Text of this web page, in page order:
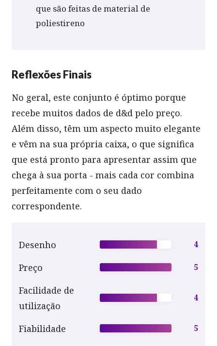
que são feitas de material de
poliestireno
Reflexões Finais
No geral, este conjunto é óptimo porque
recebe muitos dados de d&d pelo preço.
Além disso, têm um aspecto muito elegante
e vêm na sua própria caixa, o que significa
que está pronto para apresentar assim que
chega à sua porta - mais cada cor combina
perfeitamente com o seu dado
correspondente.
Desenho 4
Preço 5
Facilidade de
utilização
4
Fiabilidade 5